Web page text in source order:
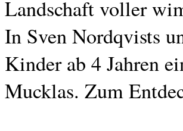
Landschaft voller
In Sven Nordqvists
Kinder ab 4 Jahren
Mucklas. Zum